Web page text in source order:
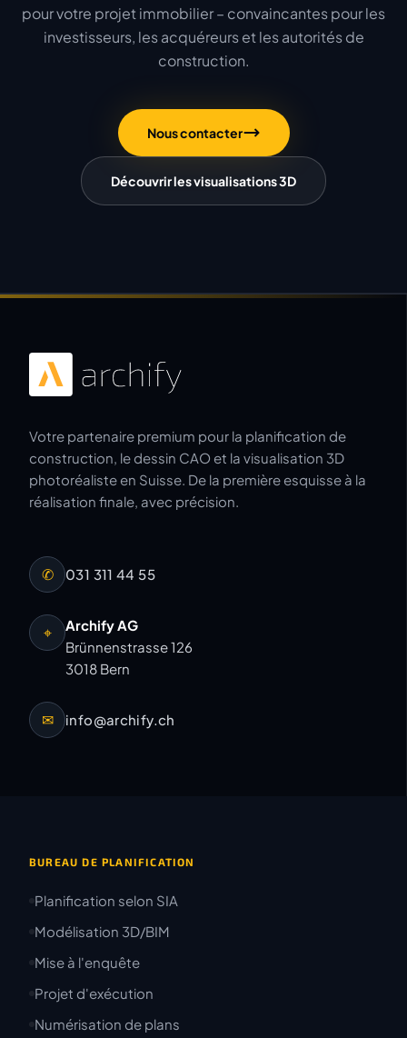
pour votre projet immobilier – convaincantes pour les
investisseurs, les acquéreurs et les autorités de
construction.
Nous contacter
Découvrir les visualisations 3D
Votre partenaire premium pour la planification de
construction, le dessin CAO et la visualisation 3D
photoréaliste en Suisse. De la première esquisse à la
réalisation finale, avec précision.
✆ 031 311 44 55
⌖
Archify AG
Brünnenstrasse 126
3018 Bern
✉ info@archify.ch
BUREAU DE PLANIFICATION
Planification selon SIA
Modélisation 3D/BIM
Mise à l'enquête
Projet d'exécution
Numérisation de plans